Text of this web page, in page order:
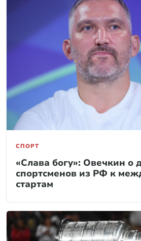
СПОРТ
«Слава богу»: Овечкин о
спортсменов из РФ к
стартам